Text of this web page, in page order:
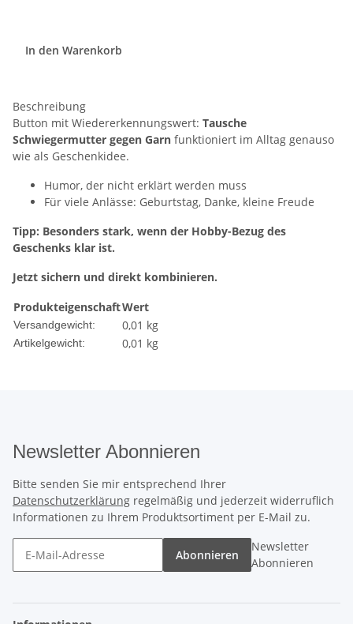
In den Warenkorb
Beschreibung
Button mit Wiedererkennungswert: Tausche
Schwiegermutter gegen Garn funktioniert im Alltag genauso
wie als Geschenkidee.
Humor, der nicht erklärt werden muss
Für viele Anlässe: Geburtstag, Danke, kleine Freude
Tipp: Besonders stark, wenn der Hobby-Bezug des
Geschenks klar ist.
Jetzt sichern und direkt kombinieren.
ProdukteigenschaftWert
Versandgewicht: 0,01 kg
Artikelgewicht: 0,01 kg
Newsletter Abonnieren
Bitte senden Sie mir entsprechend Ihrer
Datenschutzerklärung regelmäßig und jederzeit widerruflich
Informationen zu Ihrem Produktsortiment per E-Mail zu.
Abonnieren
Newsletter
Abonnieren